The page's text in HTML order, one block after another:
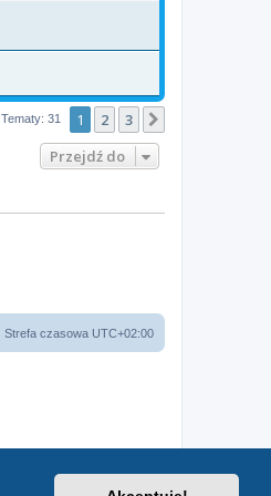
Tematy: 31 1 2 3
Przejdź do
Strefa czasowa UTC+02:00